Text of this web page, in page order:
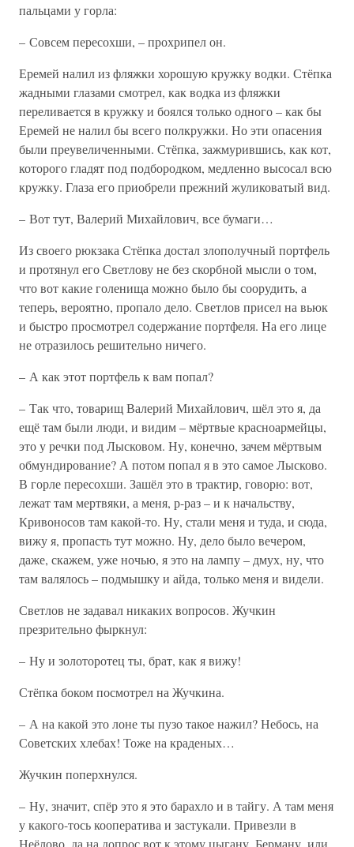
пальцами у горла:
– Совсем пересохши, – прохрипел он.
Еремей налил из фляжки хорошую кружку водки. Стёпка
жадными глазами смотрел, как водка из фляжки
переливается в кружку и боялся только одного – как бы
Еремей не налил бы всего полкружки. Но эти опасения
были преувеличенными. Стёпка, зажмурившись, как кот,
которого гладят под подбородком, медленно высосал всю
кружку. Глаза его приобрели прежний жуликоватый вид.
– Вот тут, Валерий Михайлович, все бумаги…
Из своего рюкзака Стёпка достал злополучный портфель
и протянул его Светлову не без скорбной мысли о том,
что вот какие голенища можно было бы соорудить, а
теперь, вероятно, пропало дело. Светлов присел на вьюк
и быстро просмотрел содержание портфеля. На его лице
не отразилось решительно ничего.
– А как этот портфель к вам попал?
– Так что, товарищ Валерий Михайлович, шёл это я, да
ещё там были люди, и видим – мёртвые красноармейцы,
это у речки под Лысковом. Ну, конечно, зачем мёртвым
обмундирование? А потом попал я в это самое Лысково.
В горле пересохши. Зашёл это в трактир, говорю: вот,
лежат там мертвяки, а меня, р-раз – и к начальству,
Кривоносов там какой-то. Ну, стали меня и туда, и сюда,
вижу я, пропасть тут можно. Ну, дело было вечером,
даже, скажем, уже ночью, я это на лампу – дмух, ну, что
там валялось – подмышку и айда, только меня и видели.
Светлов не задавал никаких вопросов. Жучкин
презрительно фыркнул:
– Ну и золоторотец ты, брат, как я вижу!
Стёпка боком посмотрел на Жучкина.
– А на какой это лоне ты пузо такое нажил? Небось, на
Советских хлебах! Тоже на краденых…
Жучкин поперхнулся.
– Ну, значит, спёр это я это барахло и в тайгу. А там меня
у какого-тось кооператива и застукали. Привезли в
Неёлово, да на допрос вот к этому цыгану, Берману, или